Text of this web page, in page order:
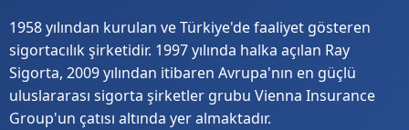
1958 yılından kurulan ve Türkiye'de faaliyet gösteren
sigortacılık şirketidir. 1997 yılında halka açılan Ray
Sigorta, 2009 yılından itibaren Avrupa'nın en güçlü
uluslararası sigorta şirketler grubu Vienna Insurance
Group'un çatısı altında yer almaktadır.